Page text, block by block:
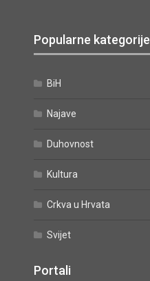
Popularne kategorije
BiH
Najave
Duhovnost
Kultura
Crkva u Hrvata
Svijet
Portali